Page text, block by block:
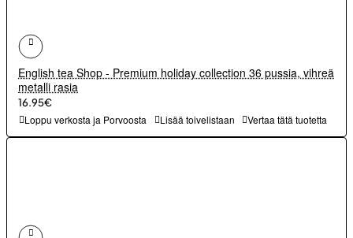
English tea Shop - Premium holiday collection 36 pussia, vihreä
metalli rasia
16.95€
Loppu verkosta ja Porvoosta Lisää toivelistaan Vertaa tätä tuotetta